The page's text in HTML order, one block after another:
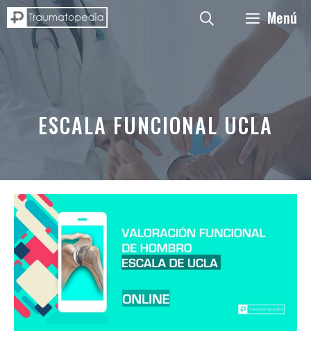
Saltar
al
contenido
Menú
ESCALA FUNCIONAL UCLA